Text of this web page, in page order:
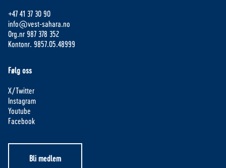
+47 41 37 30 90
info@vest-sahara.no
Org.nr 987 378 352
Kontonr. 9857.05.48999
Følg oss
X/Twitter
Instagram
Youtube
Facebook
Bli medlem